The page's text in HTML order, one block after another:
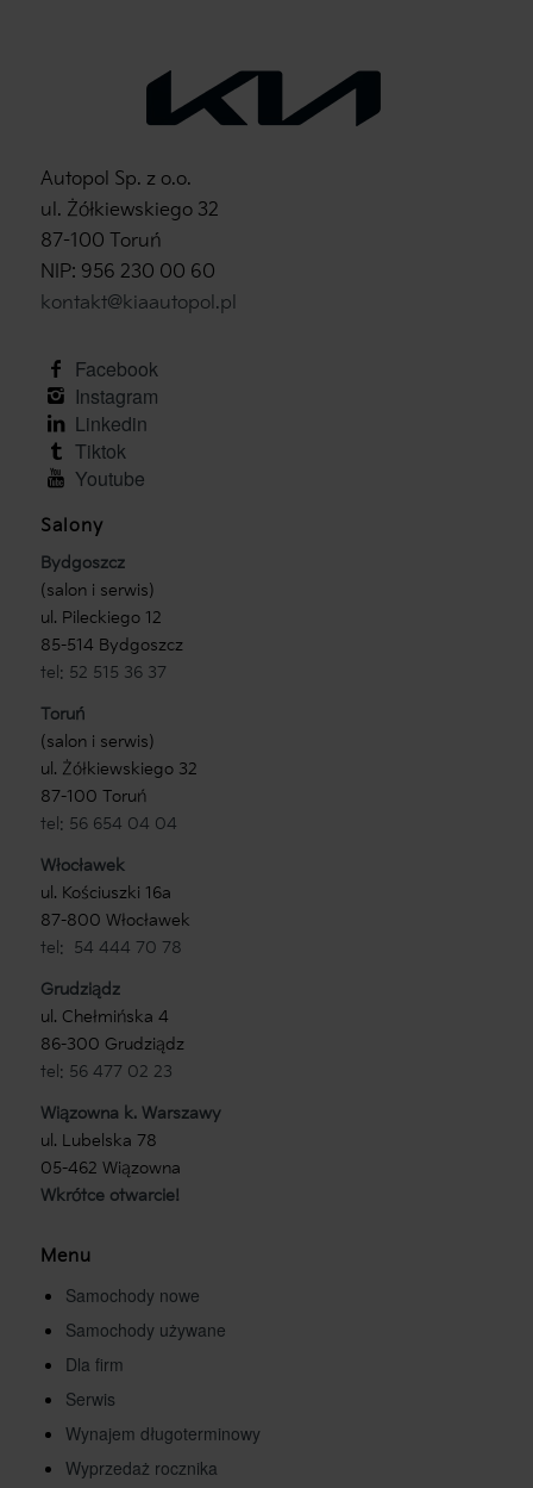
Autopol Sp. z o.o.
ul. Żółkiewskiego 32
87-100 Toruń
NIP: 956 230 00 60
kontakt@kiaautopol.pl
facebook
instagram
linkedin
tiktok
youtube
Salony
Bydgoszcz
(salon i serwis)
ul. Pileckiego 12
85-514 Bydgoszcz
tel: 52 515 36 37
Toruń
(salon i serwis)
ul. Żółkiewskiego 32
87-100 Toruń
tel: 56 654 04 04
Włocławek
ul. Kościuszki 16a
87-800 Włocławek
tel: 54 444 70 78
Grudziądz
ul. Chełmińska 4
86-300 Grudziądz
tel: 56 477 02 23
Wiązowna k. Warszawy
ul. Lubelska 78
05-462 Wiązowna
Wkrótce otwarcie!
Menu
Samochody nowe
Samochody używane
Dla firm
Serwis
Wynajem długoterminowy
Wyprzedaż rocznika